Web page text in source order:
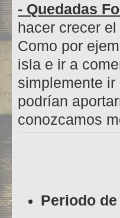
- Quedadas
hacer crecer
Como por
isla e ir a
simplemente
podrían
conozcamos
Periodo